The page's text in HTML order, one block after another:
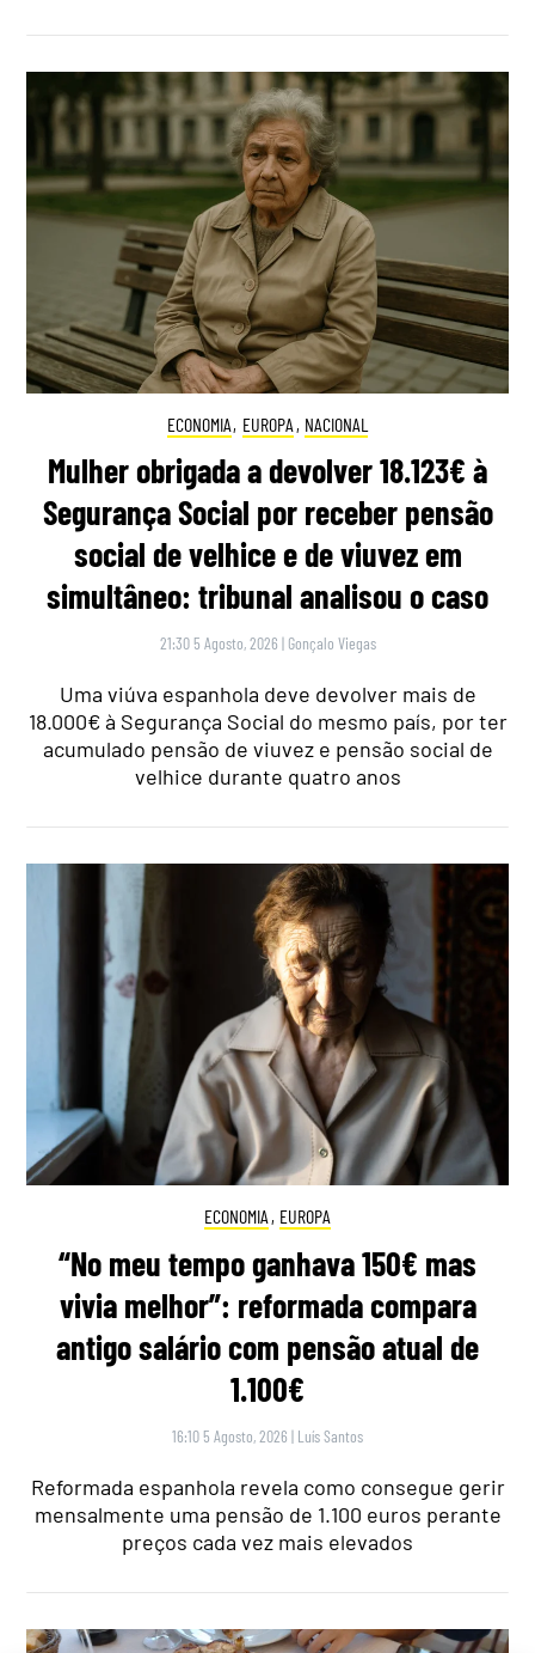
ECONOMIA, EUROPA , NACIONAL
Mulher obrigada a devolver 18.123€ à
Segurança Social por receber pensão
social de velhice e de viuvez em
simultâneo: tribunal analisou o caso
21:30 5 Agosto, 2026 | Gonçalo Viegas
Uma viúva espanhola deve devolver mais de
18.000€ à Segurança Social do mesmo país, por ter
acumulado pensão de viuvez e pensão social de
velhice durante quatro anos
ECONOMIA , EUROPA
“No meu tempo ganhava 150€ mas
vivia melhor”: reformada compara
antigo salário com pensão atual de
1.100€
16:10 5 Agosto, 2026 | Luís Santos
Reformada espanhola revela como consegue gerir
mensalmente uma pensão de 1.100 euros perante
preços cada vez mais elevados